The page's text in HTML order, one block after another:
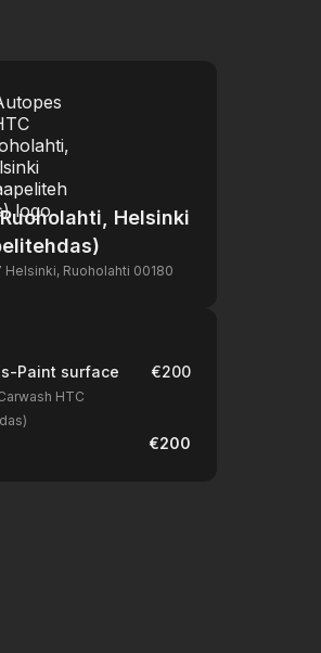
Helsinki
Helsinki, Ruoholahti 00180
Paint surface
HTC
€200
€200